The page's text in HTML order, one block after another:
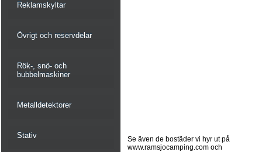
Reklamskyltar
Övrigt och reservdelar
Rök-, snö- och
bubbelmaskiner
Metalldetektorer
Stativ
Se även de bostäder vi hyr ut på
www.ramsjocamping.com och